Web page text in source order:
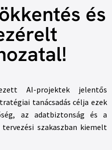
és
AI-projektek jelentős
tanácsadás célja ezek
az adatbiztonság és a
szakaszban kiemelt